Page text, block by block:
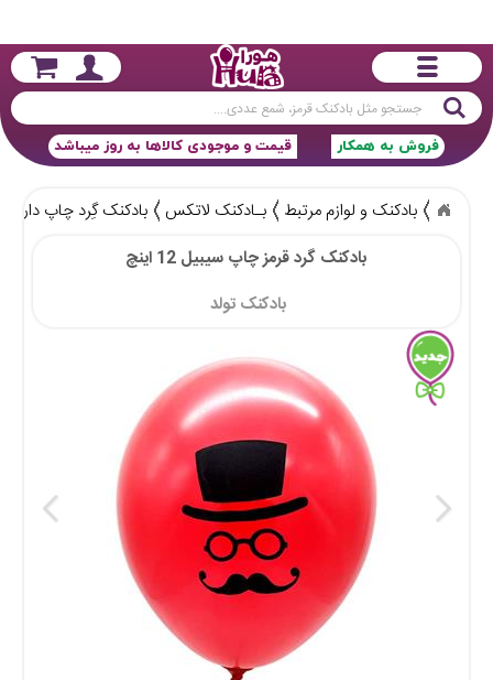
جستجو
قیمت و موجودی کالاها به روز میباشد فروش به همکار
بادکنک و لوازم مرتبط بـادکنک لاتکس بادکنک گِرد چاپ دار
بادکنک گرد قرمز چاپ سیبیل 12 اینچ
بادکنک تولد